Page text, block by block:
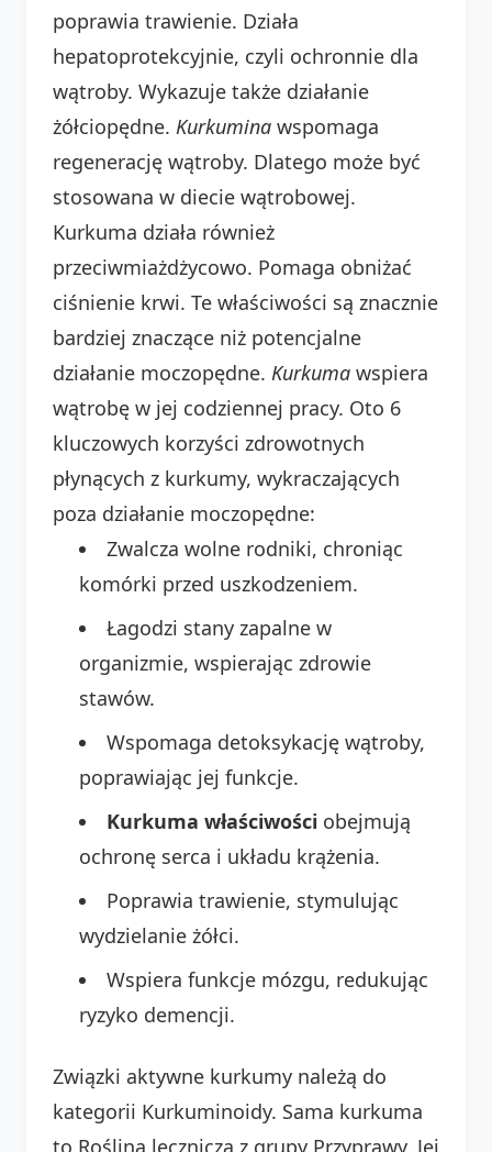
poprawia trawienie. Działa
hepatoprotekcyjnie, czyli ochronnie dla
wątroby. Wykazuje także działanie
żółciopędne. Kurkumina wspomaga
regenerację wątroby. Dlatego może być
stosowana w diecie wątrobowej.
Kurkuma działa również
przeciwmiażdżycowo. Pomaga obniżać
ciśnienie krwi. Te właściwości są znacznie
bardziej znaczące niż potencjalne
działanie moczopędne. Kurkuma wspiera
wątrobę w jej codziennej pracy. Oto 6
kluczowych korzyści zdrowotnych
płynących z kurkumy, wykraczających
poza działanie moczopędne:
Zwalcza wolne rodniki, chroniąc
komórki przed uszkodzeniem.
Łagodzi stany zapalne w
organizmie, wspierając zdrowie
stawów.
Wspomaga detoksykację wątroby,
poprawiając jej funkcje.
Kurkuma właściwości obejmują
ochronę serca i układu krążenia.
Poprawia trawienie, stymulując
wydzielanie żółci.
Wspiera funkcje mózgu, redukując
ryzyko demencji.
Związki aktywne kurkumy należą do
kategorii Kurkuminoidy. Sama kurkuma
to Roślina lecznicza z grupy Przyprawy. Jej